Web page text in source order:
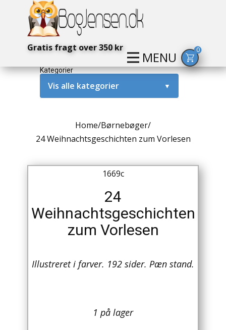
MENU
Gratis fragt over 350 kr 0
Kategorier
Vis alle kategorier ▼
Amerika / USA
Antikke / Specielle Bøger
Asien
Biografier / Erindringer
Home/Børnebøger/
24 Weihnachtsgeschichten zum Vorlesen
1669c
24
Weihnachtsgeschichten
zum Vorlesen
Illustreret i farver. 192 sider. Pæn stand.
1 på lager